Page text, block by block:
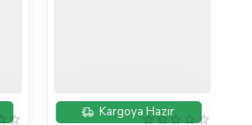
İndirimde
Kargoya Hazır